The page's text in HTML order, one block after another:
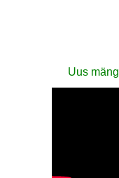
Uus